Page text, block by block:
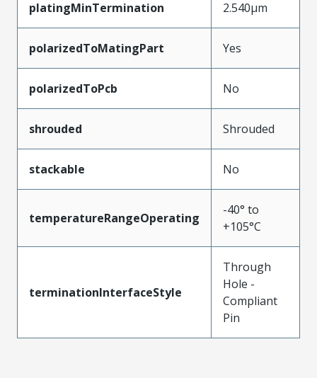
platingMinTermination 2.540µm
polarizedToMatingPart Yes
polarizedToPcb No
shrouded Shrouded
stackable No
temperatureRangeOperating
-40° to
+105°C
terminationInterfaceStyle
Through
Hole -
Compliant
Pin